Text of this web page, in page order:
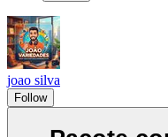
joao silva
Follow